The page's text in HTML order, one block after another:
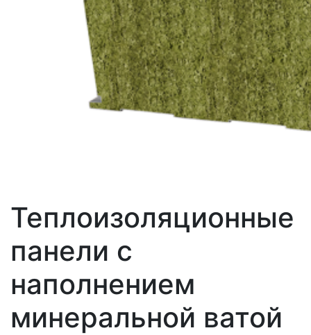
Теплоизоляционные
панели с
наполнением
минеральной ватой